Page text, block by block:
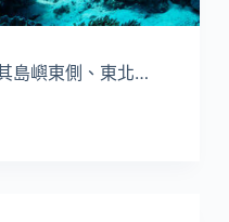
島嶼東側、東北…